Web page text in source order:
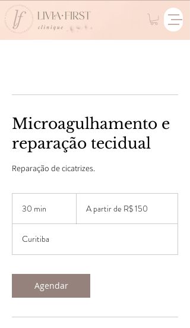
Microagulhamento e
reparação tecidual
Reparação de cicatrizes.
30 min
i
n
150
A partir de R$ 150
Curitiba
Agendar